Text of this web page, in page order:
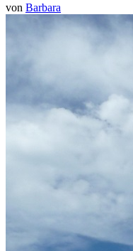
von Barbara